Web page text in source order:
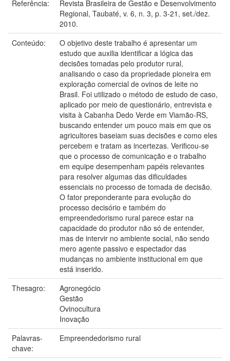
Referência:
Revista Brasileira de Gestão e Desenvolvimento
Regional, Taubaté, v. 6, n. 3, p. 3-21, set./dez.
2010.
Conteúdo:
O objetivo deste trabalho é apresentar um
estudo que auxilia identificar a lógica das
decisões tomadas pelo produtor rural,
analisando o caso da propriedade pioneira em
exploração comercial de ovinos de leite no
Brasil. Foi utilizado o método de estudo de caso,
aplicado por meio de questionário, entrevista e
visita à Cabanha Dedo Verde em Viamão-RS,
buscando entender um pouco mais em que os
agricultores baseiam suas decisões e como eles
percebem e tratam as incertezas. Verificou-se
que o processo de comunicação e o trabalho
em equipe desempenham papéis relevantes
para resolver algumas das dificuldades
essenciais no processo de tomada de decisão.
O fator preponderante para evolução do
processo decisório e também do
empreendedorismo rural parece estar na
capacidade do produtor não só de entender,
mas de intervir no ambiente social, não sendo
mero agente passivo e espectador das
mudanças no ambiente institucional em que
está inserido.
Thesagro:
Agronegócio
Gestão
Ovinocultura
Inovação
Palavras-
chave:
Empreendedorismo rural